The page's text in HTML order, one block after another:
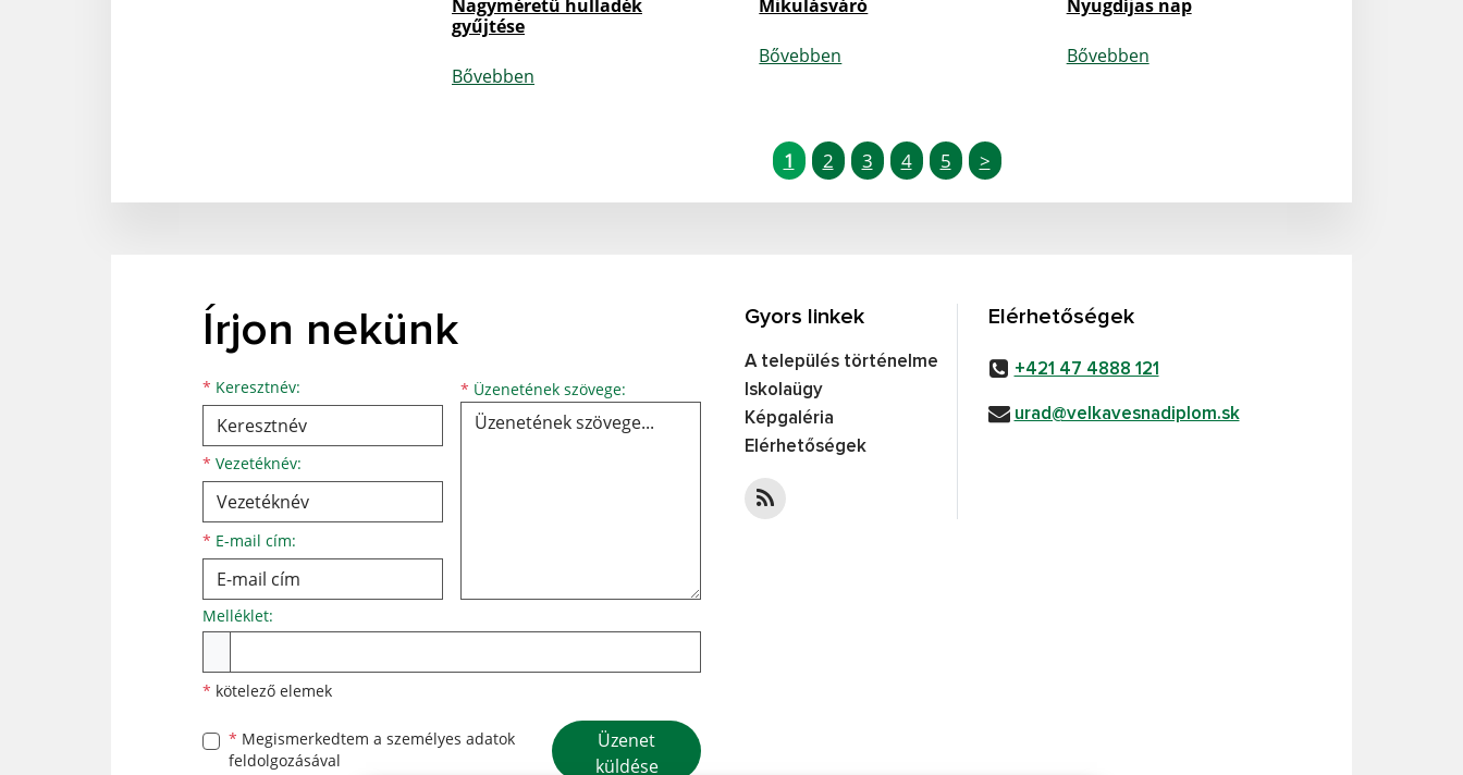
Nagyméretű hulladék
gyűjtése
Bővebben
Mikulásváró
Bővebben
Nyugdíjas nap
Bővebben
1 2 3 4 5 >
Írjon nekünk
* Keresztnév:
Keresztnév
* Vezetéknév:
Vezetéknév
* E-mail cím:
E-mail cím * Üzenetének szövege: Üzenetének szövege...
Melléklet:
* kötelező elemek
* Megismerkedtem a személyes adatok
feldolgozásával
Google reCaptcha Response
Üzenet
küldése
Gyors linkek
A település történelme
Iskolaügy
Képgaléria
Elérhetőségek
Elérhetőségek
+421 47 4888 121
urad@velkavesnadiplom.sk